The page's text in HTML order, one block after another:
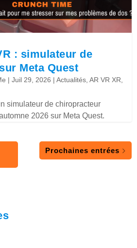
: simulateur de
Meta Quest
|Juil 29, 2026 |Actualités,AR VR XR,
simulateur de chiropracteur
2026 sur Meta Quest.
Prochaines entrées